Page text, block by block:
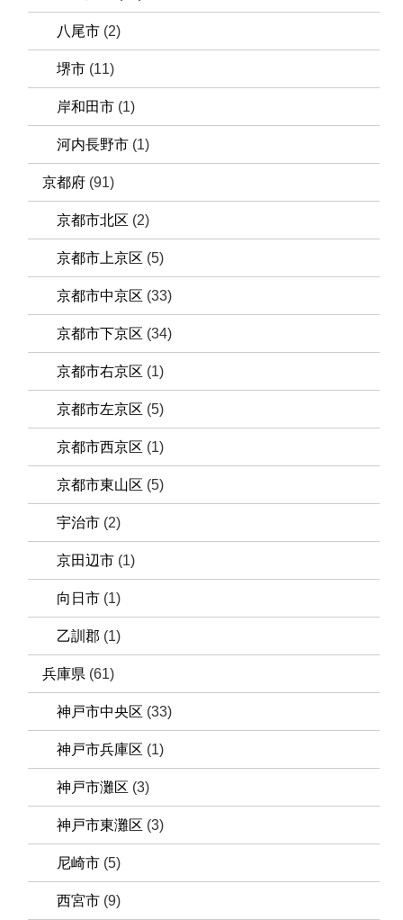
八尾市 (2)
堺市 (11)
岸和田市 (1)
河内長野市 (1)
京都府 (91)
京都市北区 (2)
京都市上京区 (5)
京都市中京区 (33)
京都市下京区 (34)
京都市右京区 (1)
京都市左京区 (5)
京都市西京区 (1)
京都市東山区 (5)
宇治市 (2)
京田辺市 (1)
向日市 (1)
乙訓郡 (1)
兵庫県 (61)
神戸市中央区 (33)
神戸市兵庫区 (1)
神戸市灘区 (3)
神戸市東灘区 (3)
尼崎市 (5)
西宮市 (9)